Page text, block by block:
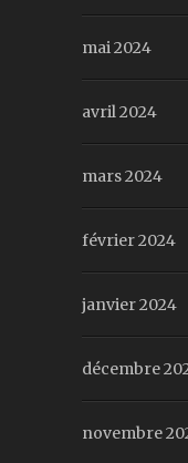
mai 2024
avril 2024
mars 2024
février 2024
janvier 2024
décembre
novembre